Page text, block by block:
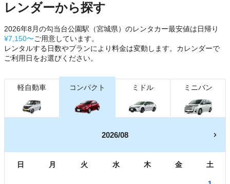
レンダーから探す
2026年8月の勾当台公園駅（宮城県）のレンタカー最安値は日帰り
¥7,150〜ご用意しています。
レンタルする日数やプランにより料金は変動します。カレンダーで
ご利用日をお選びください。
軽自動車 コンパクト ミドル ミニバン
2026/08
日 月 火 水 木 金 土